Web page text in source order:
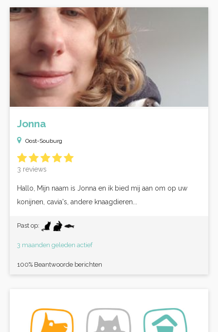
Jonna
Oost-Souburg
3 reviews
Hallo, Mijn naam is Jonna en ik bied mij aan om op uw
konijnen, cavia's, andere knaagdieren...
Past op:
3 maanden geleden actief
100% Beantwoorde berichten